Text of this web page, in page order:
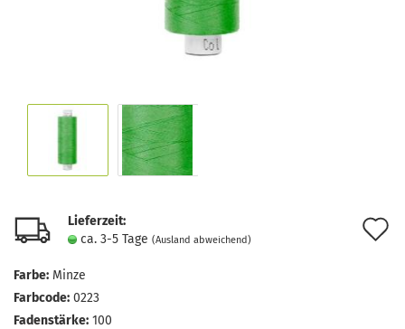
Lieferzeit:
ca. 3-5 Tage (Ausland abweichend)
Farbe: Minze
Farbcode: 0223
Fadenstärke: 100